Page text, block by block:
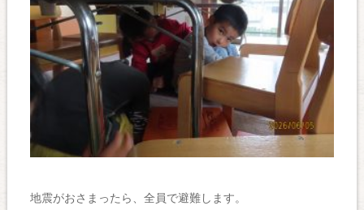
地震がおさまったら、全員で避難します。